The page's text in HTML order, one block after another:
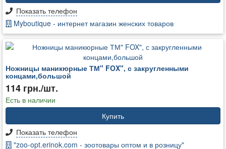
Показать телефон
Myboutique - интернет магазин женских товаров
Ножницы маникюрные ТМ" FOX", с закругленными
концами,большой
114 грн./шт.
Есть в наличии
Купить
Показать телефон
"zoo-opt.erinok.com - зоотовары оптом и в розницу"